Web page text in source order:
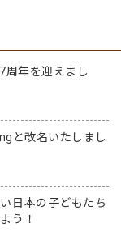
年を迎えまし
と改名いたしまし
日本の子どもたち
う！